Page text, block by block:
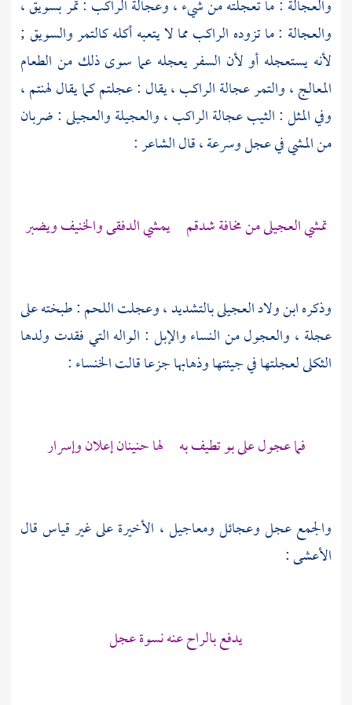
والعجالة : ما تعجلته من شيء ، وعجالة الراكب : تمر بسويق ،
والعجالة : ما تزوده الراكب مما لا يتعبه أكله كالتمر والسويق ;
لأنه يستعجله أو لأن السفر يعجله عما سوى ذلك من الطعام
المعالج ، والتمر عجالة الراكب ، يقال : عجلتم كما يقال لهنتم ،
وفي المثل : الثيب عجالة الراكب ، والعجيلة والعجيلى : ضربان
من المشي في عجل وسرعة ، قال الشاعر :
تمشي العجيلى من مخافة شدقم يمشي الدفقى والخنيف ويضبر
وذكرهابن ولاد العجيلىبالتشديد ، وعجلت اللحم : طبخته على
عجلة ، والعجول من النساء والإبل : الواله التي فقدت ولدها
الثكلى لعجلتها في جيئتها وذهابها جزعا قالتالخنساء:
فما عجول على بو تطيف به لها حنينان إعلان وإسرار
والجمع عجل وعجائل ومعاجيل ، الأخيرة على غير قياس قال
الأعشى:
يدفع بالراح عنه نسوة عجل